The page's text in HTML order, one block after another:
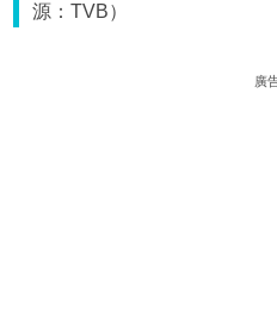
源：TVB）
廣